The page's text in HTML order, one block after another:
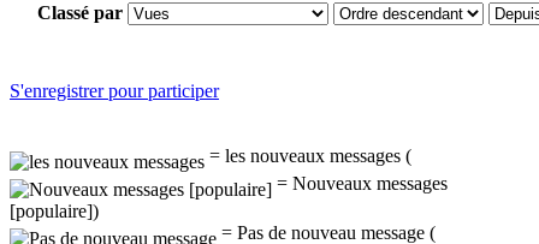
Classé par
S'enregistrer pour participer
= les nouveaux messages (
= Nouveaux messages
[populaire])
= Pas de nouveau message (